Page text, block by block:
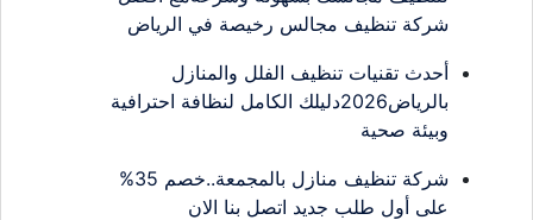
شركة تنظيف مجالس رخيصة في الرياض
أحدث تقنيات تنظيف الفلل والمنازل
بالرياض2026دليلك الكامل لنظافة احترافية
وبيئة صحية
شركة تنظيف منازل بالمجمعة..خصم 35%
على أول طلب جديد اتصل بنا الان